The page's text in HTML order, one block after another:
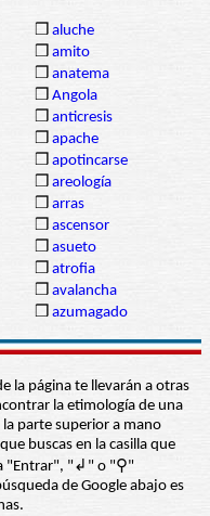
❒ aluche
❒ amito
❒ anatema
❒ Angola
❒ anticresis
❒ apache
❒ apotincarse
❒ areología
❒ arras
❒ ascensor
❒ asueto
❒ atrofia
❒ avalancha
❒ azumagado
la página te llevarán a otras
la etimología de una
parte superior a mano
buscas en la casilla que
"Entrar", "↲" o "⚲"
de Google abajo es